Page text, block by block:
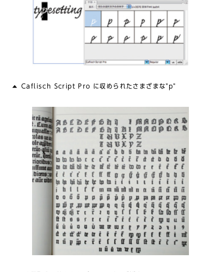
Caflisch Script Pro に収められたさまざまな"p"